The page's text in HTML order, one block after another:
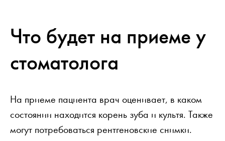
Что будет на приеме у
стоматолога
На приеме пациента врач оценивает, в каком
состоянии находится корень зуба и культя. Также
могут потребоваться рентгеновские снимки.